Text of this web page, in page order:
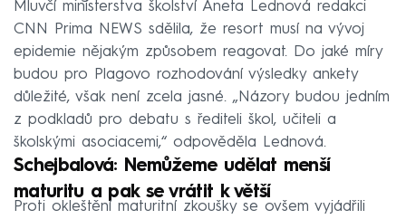
Mluvčí ministerstva školství Aneta Lednová redakci
CNN Prima NEWS sdělila, že resort musí na vývoj
epidemie nějakým způsobem reagovat. Do jaké míry
budou pro Plagovo rozhodování výsledky ankety
důležité, však není zcela jasné. „Názory budou jedním
z podkladů pro debatu s řediteli škol, učiteli a
školskými asociacemi,“ odpověděla Lednová.
Schejbalová: Nemůžeme udělat menší
maturitu a pak se vrátit k větší
Proti okleštění maturitní zkoušky se ovšem vyjádřili